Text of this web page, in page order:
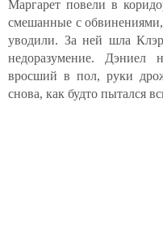
Маргарет повели в
смешанные с обвинениями,
уводили. За ней шла
недоразумение. Дэниел
вросший в пол, руки
снова, как будто пытался